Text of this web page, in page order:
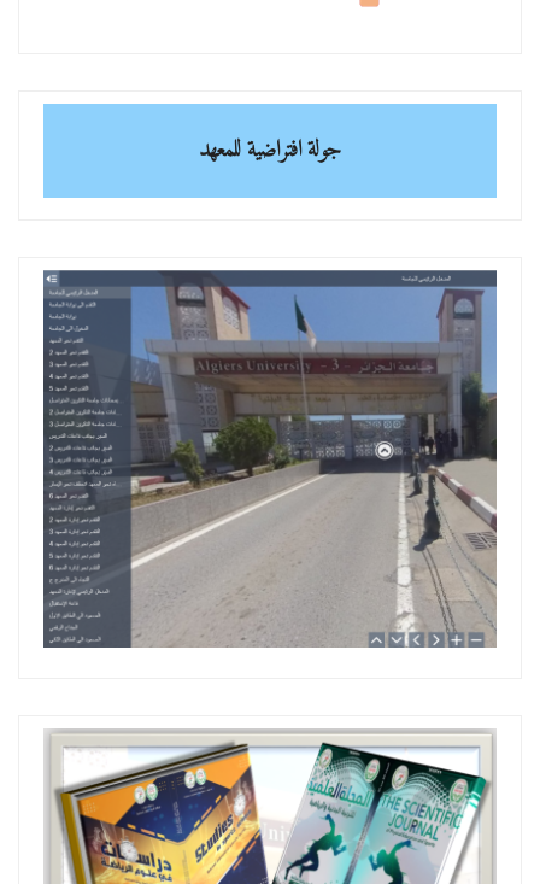
جولة افتراضية للمعهد